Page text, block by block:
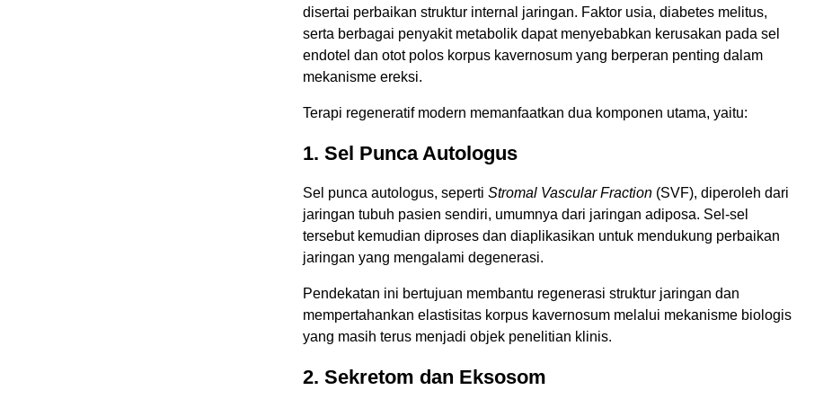
disertai perbaikan struktur internal jaringan. Faktor usia, diabetes melitus,
serta berbagai penyakit metabolik dapat menyebabkan kerusakan pada sel
endotel dan otot polos korpus kavernosum yang berperan penting dalam
mekanisme ereksi.
Terapi regeneratif modern memanfaatkan dua komponen utama, yaitu:
1. Sel Punca Autologus
Sel punca autologus, seperti Stromal Vascular Fraction (SVF), diperoleh dari
jaringan tubuh pasien sendiri, umumnya dari jaringan adiposa. Sel-sel
tersebut kemudian diproses dan diaplikasikan untuk mendukung perbaikan
jaringan yang mengalami degenerasi.
Pendekatan ini bertujuan membantu regenerasi struktur jaringan dan
mempertahankan elastisitas korpus kavernosum melalui mekanisme biologis
yang masih terus menjadi objek penelitian klinis.
2. Sekretom dan Eksosom